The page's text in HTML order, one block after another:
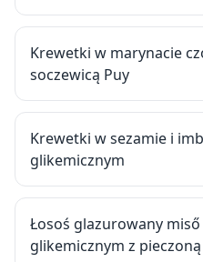
Krewetki w marynacie
soczewicą Puy
Krewetki w sezamie i
glikemicznym
Łosoś glazurowany
glikemicznym z